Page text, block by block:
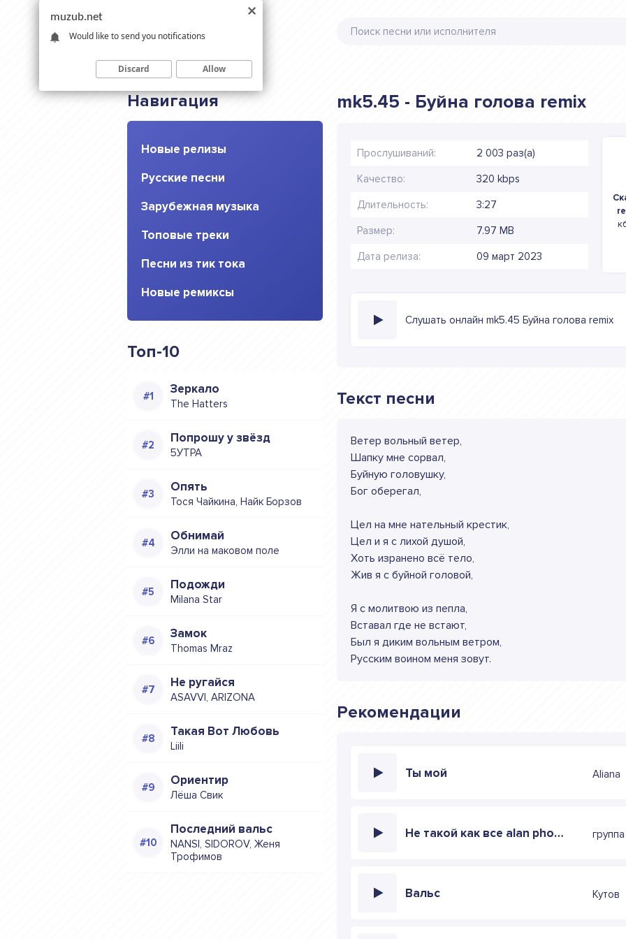
Навигация
Новые релизы
Русские песни
Зарубежная музыка
Топовые треки
Песни из тик тока
Новые ремиксы
Топ-10
Зеркало
The Hatters
Попрошу у звёзд
5УТРА
Опять
Тося Чайкина, Найк Борзов
Обнимай
Элли на маковом поле
Подожди
Milana Star
Замок
Thomas Mraz
Не ругайся
ASAVVI, ARIZONA
Такая Вот Любовь
Liili
Ориентир
Лёша Свик
Последний вальс
NANSI, SIDOROV, Женя
Трофимов
mk5.45 - Буйна голова remix
Прослушиваний: 2 003 раз(а)
Качество: 320 kbps
Длительность: 3:27
Размер: 7.97 MB
Дата релиза: 09 март 2023
Слушать онлайн mk5.45 Буйна голова remix
Текст песни
Ветер вольный ветер,
Шапку мне сорвал,
Буйную головушку,
Бог оберегал,
Цел на мне нательный крестик,
Цел и я с лихой душой,
Хоть изранено всё тело,
Жив я с буйной головой,
Я с молитвою из пепла,
Вставал где не встают,
Был я диким вольным ветром,
Русским воином меня зовут.
Рекомендации
Ты мой Aliana
Не такой как все alan phobs remix
Вальс Кутов
muzub.net
Would like to send you notifications
Discard Allow